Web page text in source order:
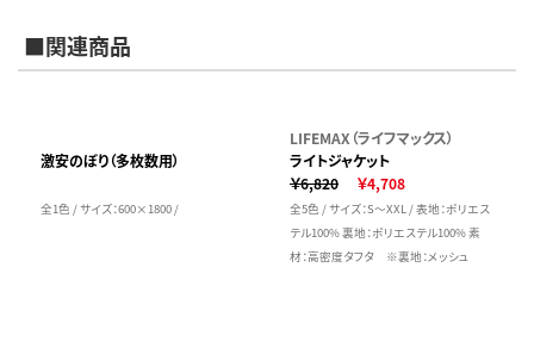
■関連商品
激安のぼり（多枚数用）
全1色 / サイズ：600×1800 /
LIFEMAX（ライフマックス）
ライトジャケット
￥6,820
￥4,708
全5色 / サイズ：S～XXL / 表地：ポリエス
テル100% 裏地：ポリエステル100% 素
材：高密度タフタ ※裏地：メッシュ